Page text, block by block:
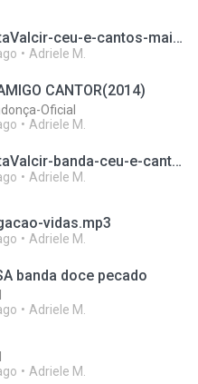
2675470-RadialistaValcir-ceu-e-cantos-maior-que-o-oceano2014.mp3
Adriele M.
CANTOR(2014)
Oficial
Adriele M.
2851157-RadialistaValcir-banda-ceu-e-cantos-lagrimas-de-um-homem-2014.mp3
Adriele M.
vidas.mp3
Adriele M.
banda doce pecado
Adriele M.
Adriele M.